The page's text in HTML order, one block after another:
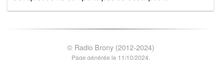
© Radio Brony (2012-2024)
Page générée le 11/10/2024.